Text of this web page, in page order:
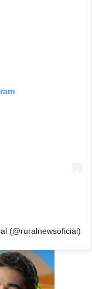
(@ruralnewsoficial)